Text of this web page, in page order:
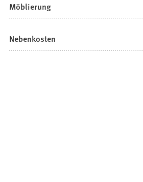
Möblierung
Nebenkosten